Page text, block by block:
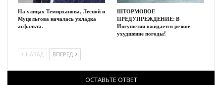
На улицах Темирханова, Лесной и
Муцольгова началась укладка
асфальта.
ШТОРМОВОЕ
ПРЕДУПРЕЖДЕНИЕ: В
Ингушетии ожидается резкое
ухудшение погоды!
НАЗАД ВПЕРЕД
ОСТАВЬТЕ ОТВЕТ